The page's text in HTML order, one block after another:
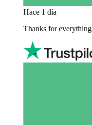
Hace 1 día
Thanks for everything